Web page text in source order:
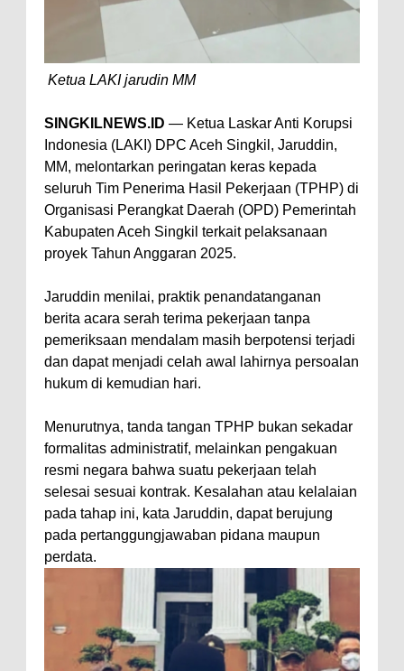
Ketua LAKI jarudin MM
SINGKILNEWS.ID — Ketua Laskar Anti Korupsi
Indonesia (LAKI) DPC Aceh Singkil, Jaruddin,
MM, melontarkan peringatan keras kepada
seluruh Tim Penerima Hasil Pekerjaan (TPHP) di
Organisasi Perangkat Daerah (OPD) Pemerintah
Kabupaten Aceh Singkil terkait pelaksanaan
proyek Tahun Anggaran 2025.
Jaruddin menilai, praktik penandatanganan
berita acara serah terima pekerjaan tanpa
pemeriksaan mendalam masih berpotensi terjadi
dan dapat menjadi celah awal lahirnya persoalan
hukum di kemudian hari.
Menurutnya, tanda tangan TPHP bukan sekadar
formalitas administratif, melainkan pengakuan
resmi negara bahwa suatu pekerjaan telah
selesai sesuai kontrak. Kesalahan atau kelalaian
pada tahap ini, kata Jaruddin, dapat berujung
pada pertanggungjawaban pidana maupun
perdata.